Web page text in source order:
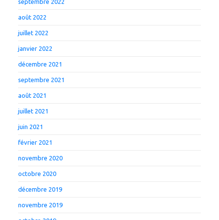
septembre 2022
août 2022
juillet 2022
janvier 2022
décembre 2021
septembre 2021
août 2021
juillet 2021
juin 2021
février 2021
novembre 2020
octobre 2020
décembre 2019
novembre 2019